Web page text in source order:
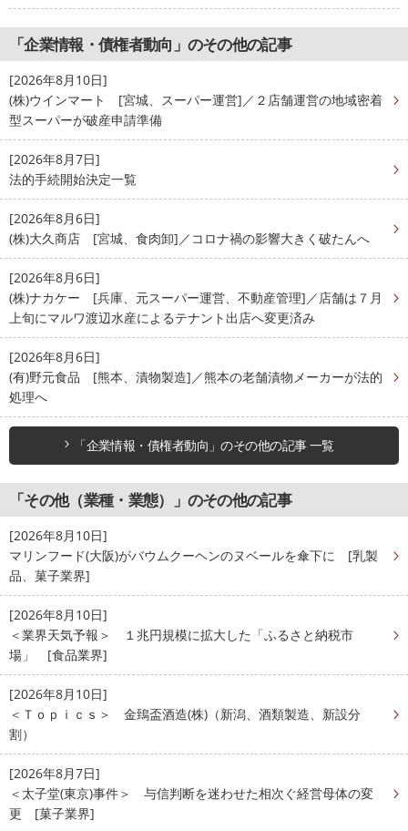
「企業情報・債権者動向」のその他の記事
[2026年8月10日]
(株)ウインマート [宮城、スーパー運営]／２店舗運営の地域密着
型スーパーが破産申請準備
[2026年8月7日]
法的手続開始決定一覧
[2026年8月6日]
(株)大久商店 [宮城、食肉卸]／コロナ禍の影響大きく破たんへ
[2026年8月6日]
(株)ナカケー [兵庫、元スーパー運営、不動産管理]／店舗は７月
上旬にマルワ渡辺水産によるテナント出店へ変更済み
[2026年8月6日]
(有)野元食品 [熊本、漬物製造]／熊本の老舗漬物メーカーが法的
処理へ
「企業情報・債権者動向」のその他の記事 一覧
「その他（業種・業態）」のその他の記事
[2026年8月10日]
マリンフード(大阪)がバウムクーヘンのヌベールを傘下に [乳製
品、菓子業界]
[2026年8月10日]
＜業界天気予報＞ １兆円規模に拡大した「ふるさと納税市
場」 [食品業界]
[2026年8月10日]
＜Ｔｏｐｉｃｓ＞ 金鵄盃酒造(株)（新潟、酒類製造、新設分
割）
[2026年8月7日]
＜太子堂(東京)事件＞ 与信判断を迷わせた相次ぐ経営母体の変
更 [菓子業界]